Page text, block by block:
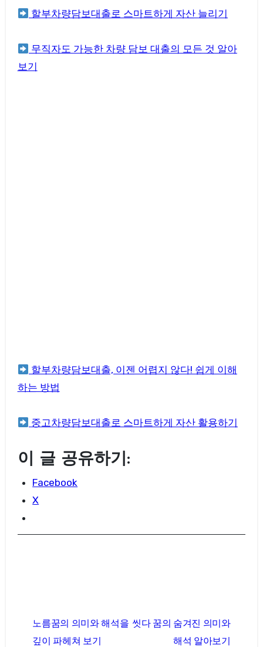
할부차량담보대출로 스마트하게 자산 늘리기
무직자도 가능한 차량 담보 대출의 모든 것 알아
보기
할부차량담보대출, 이젠 어렵지 않다! 쉽게 이해
하는 방법
중고차량담보대출로 스마트하게 자산 활용하기
이 글 공유하기:
Facebook
X
탐
노름꿈의 의미와 해석을
깊이 파헤쳐 보기
씻다 꿈의 숨겨진 의미와
해석 알아보기